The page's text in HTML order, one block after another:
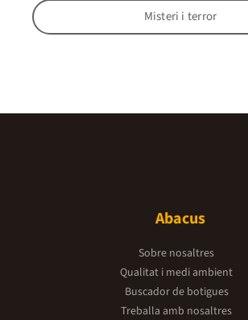
Misteri i terror
Abacus
Sobre nosaltres
Qualitat i medi ambient
Buscador de botigues
Treballa amb nosaltres